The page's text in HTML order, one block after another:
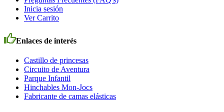
Inicia sesión
Ver Carrito
Enlaces de interés
Castillo de princesas
Circuito de Aventura
Parque Infantil
Hinchables Mon-Jocs
Fabricante de camas elásticas